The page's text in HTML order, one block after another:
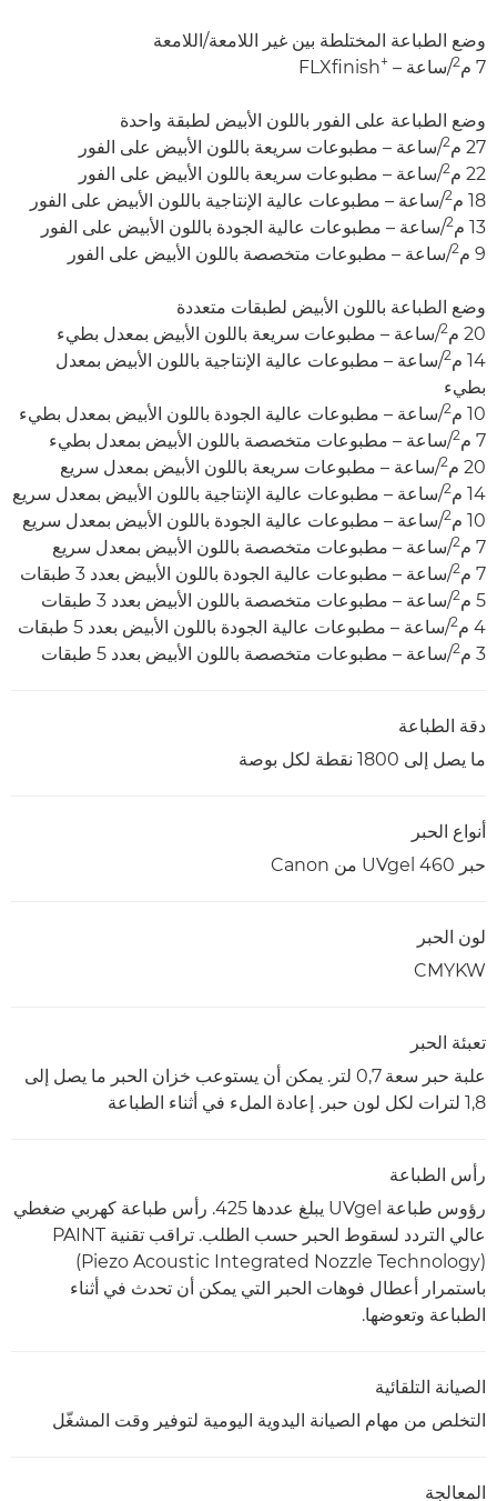
وضع الطباعة المختلطة بين غير اللامعة/اللامعة
7 م
2/ساعة – FLXfinish +
وضع الطباعة على الفور باللون الأبيض لطبقة واحدة
27 م
2/ساعة – مطبوعات سريعة باللون الأبيض على الفور
22 م
2/ساعة – مطبوعات سريعة باللون الأبيض على الفور
18 م
2/ساعة – مطبوعات عالية الإنتاجية باللون الأبيض على الفور
13 م
2/ساعة – مطبوعات عالية الجودة باللون الأبيض على الفور
9 م
2/ساعة – مطبوعات متخصصة باللون الأبيض على الفور
وضع الطباعة باللون الأبيض لطبقات متعددة
20 م
2/ساعة – مطبوعات سريعة باللون الأبيض بمعدل بطيء
14 م
2/ساعة – مطبوعات عالية الإنتاجية باللون الأبيض بمعدل
بطيء
10 م
2/ساعة – مطبوعات عالية الجودة باللون الأبيض بمعدل بطيء
7 م
2/ساعة – مطبوعات متخصصة باللون الأبيض بمعدل بطيء
20 م
2/ساعة – مطبوعات سريعة باللون الأبيض بمعدل سريع
14 م
2/ساعة – مطبوعات عالية الإنتاجية باللون الأبيض بمعدل سريع
10 م
2/ساعة – مطبوعات عالية الجودة باللون الأبيض بمعدل سريع
7 م
2/ساعة – مطبوعات متخصصة باللون الأبيض بمعدل سريع
7 م
2/ساعة – مطبوعات عالية الجودة باللون الأبيض بعدد 3 طبقات
5 م
2/ساعة – مطبوعات متخصصة باللون الأبيض بعدد 3 طبقات
4 م
2/ساعة – مطبوعات عالية الجودة باللون الأبيض بعدد 5 طبقات
3 م
2/ساعة – مطبوعات متخصصة باللون الأبيض بعدد 5 طبقات
دقة الطباعة
ما يصل إلى 1800 نقطة لكل بوصة
أنواع الحبر
حبر UVgel 460 من Canon
لون الحبر
CMYKW
تعبئة الحبر
علبة حبر سعة 0,7 لتر. يمكن أن يستوعب خزان الحبر ما يصل إلى
1,8 لترات لكل لون حبر. إعادة الملء في أثناء الطباعة
رأس الطباعة
رؤوس طباعة UVgel يبلغ عددها 425. رأس طباعة كهربي ضغطي
عالي التردد لسقوط الحبر حسب الطلب. تراقب تقنية PAINT
‏(Piezo Acoustic Integrated Nozzle Technology)
باستمرار أعطال فوهات الحبر التي يمكن أن تحدث في أثناء
الطباعة وتعوضها.
الصيانة التلقائية
التخلص من مهام الصيانة اليدوية اليومية لتوفير وقت المشغّل
المعالجة